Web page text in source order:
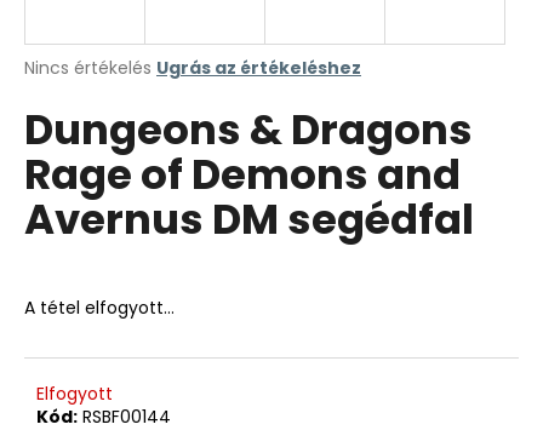
A
átlagos
értékelése
5-
ből
0,0
csillag.
Nincs értékelés Ugrás az értékeléshez
Dungeons & Dragons
Rage of Demons and
Avernus DM segédfal
A tétel elfogyott…
Elfogyott
Kód: RSBF00144